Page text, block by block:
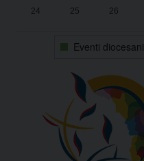
24 25 26
Eventi diocesani